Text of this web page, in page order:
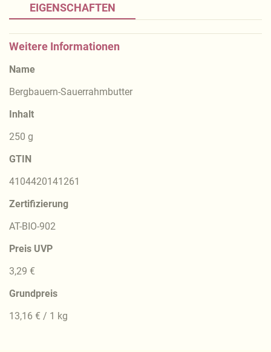
EIGENSCHAFTEN
Weitere Informationen
Name
Bergbauern-Sauerrahmbutter
Inhalt
250 g
GTIN
4104420141261
Zertifizierung
AT-BIO-902
Preis UVP
3,29 €
Grundpreis
13,16 € / 1 kg